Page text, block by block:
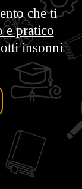
che ti
e pratico
insonni